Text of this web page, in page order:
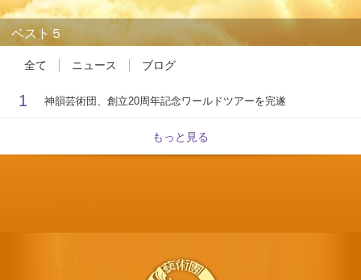
ベスト５
全て ニュース ブログ
1 神韻芸術団、創立20周年記念ワールドツアーを完遂
もっと見る